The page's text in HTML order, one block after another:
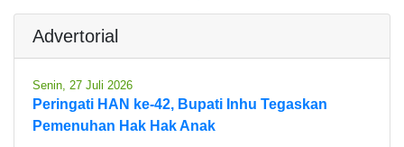
Advertorial
Senin, 27 Juli 2026
Peringati HAN ke-42, Bupati Inhu Tegaskan
Pemenuhan Hak Hak Anak